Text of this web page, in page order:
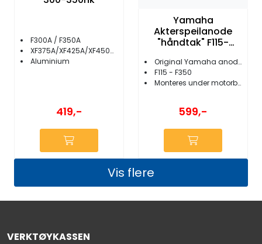
F300A / F350A
XF375A/XF425A/XF450NSA2
Aluminium
419,-
Yamaha
Akterspeilanode
"håndtak" F115-
Original Yamaha anode
F115 - F350
Monteres under motorbrakett
599,-
Vis flere
VERKTØYKASSEN